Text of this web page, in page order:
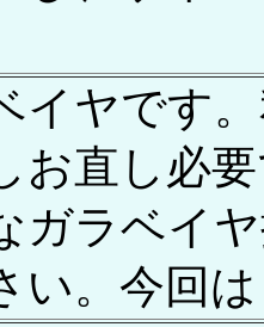
イヤです
お直し必
ガラベイ
い。今回